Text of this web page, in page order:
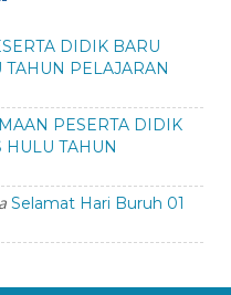
DIDIK BARU
PELAJARAN
PESERTA DIDIK
HULU TAHUN
Selamat Hari Buruh 01